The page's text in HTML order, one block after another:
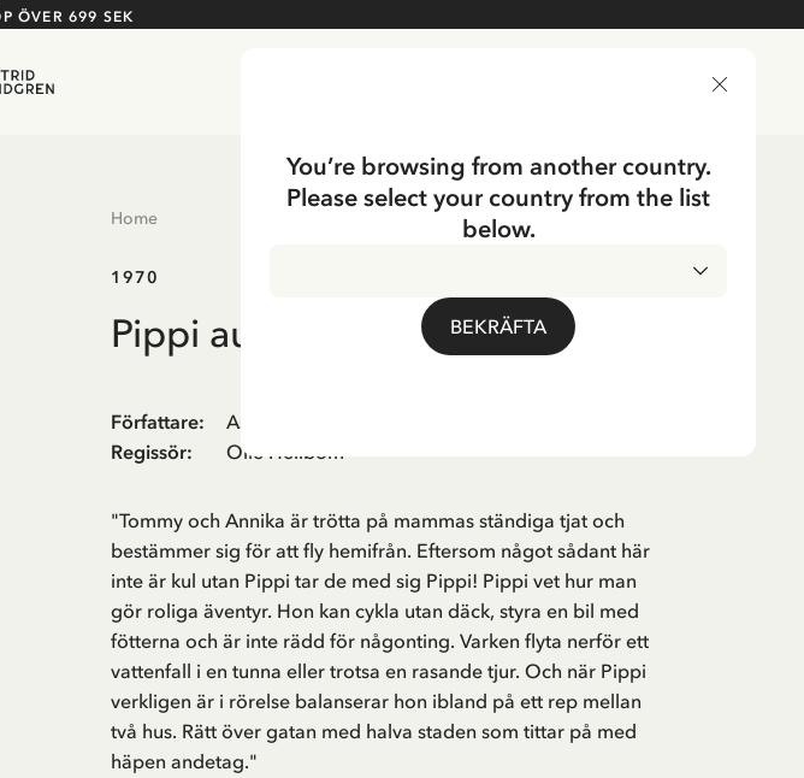
ÖVER 699 SEK
Home
1970
Pippi außer Rand und Band
Författare:
Astrid Lindgren
Regissör: Olle Hellbom
"Tommy och Annika är trötta på mammas ständiga tjat och
bestämmer sig för att fly hemifrån. Eftersom något sådant här
inte är kul utan Pippi tar de med sig Pippi! Pippi vet hur man
gör roliga äventyr. Hon kan cykla utan däck, styra en bil med
fötterna och är inte rädd för någonting. Varken flyta nerför ett
vattenfall i en tunna eller trotsa en rasande tjur. Och när Pippi
verkligen är i rörelse balanserar hon ibland på ett rep mellan
två hus. Rätt över gatan med halva staden som tittar på med
häpen andetag."
You’re browsing from another country.
Please select your country from the list
below.
BEKRÄFTA